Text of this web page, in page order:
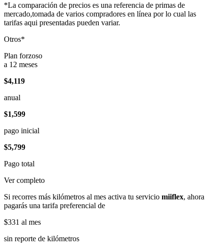
*La comparación de precios es una referencia de primas de
mercado,tomada de varios compradores en línea por lo cual las
tarifas aqui presentadas pueden variar.
Otros*
Plan forzoso
a 12 meses
$4,119
anual
$1,599
pago inicial
$5,799
Pago total
Ver completo
Si recorres más kilómetros al mes activa tu servicio miiflex, ahora
pagarás una tarifa preferencial de
$331 al mes
sin reporte de kilómetros